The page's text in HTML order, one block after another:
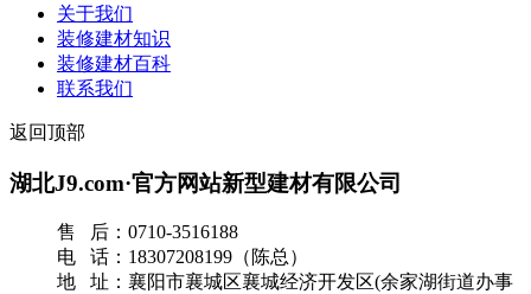
关于我们
装修建材知识
装修建材百科
联系我们
返回顶部
湖北J9.com·官方网站新型建材有限公司
售 后：0710-3516188
电 话：18307208199（陈总）
地 址：襄阳市襄城区襄城经济开发区(余家湖街道办事